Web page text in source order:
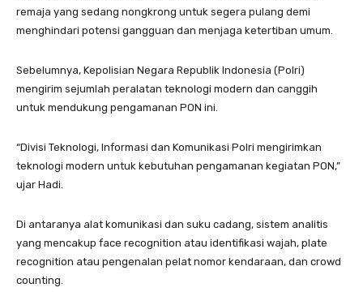
remaja yang sedang nongkrong untuk segera pulang demi
menghindari potensi gangguan dan menjaga ketertiban umum.
Sebelumnya, Kepolisian Negara Republik Indonesia (Polri)
mengirim sejumlah peralatan teknologi modern dan canggih
untuk mendukung pengamanan PON ini.
“Divisi Teknologi, Informasi dan Komunikasi Polri mengirimkan
teknologi modern untuk kebutuhan pengamanan kegiatan PON,”
ujar Hadi.
Di antaranya alat komunikasi dan suku cadang, sistem analitis
yang mencakup face recognition atau identifikasi wajah, plate
recognition atau pengenalan pelat nomor kendaraan, dan crowd
counting.